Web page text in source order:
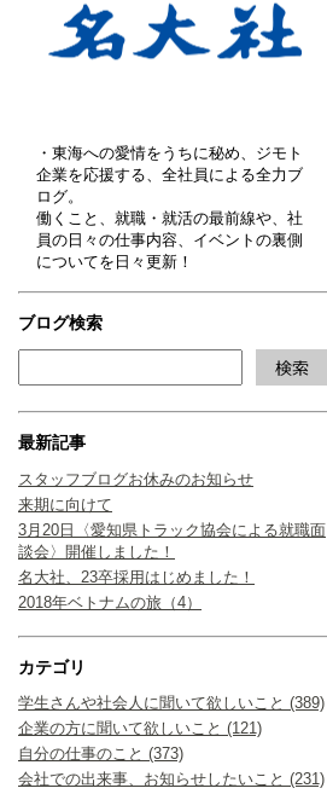
・東海への愛情をうちに秘め、ジモト
企業を応援する、全社員による全力ブ
ログ。
働くこと、就職・就活の最前線や、社
員の日々の仕事内容、イベントの裏側
についてを日々更新！
ブログ検索
最新記事
スタッフブログお休みのお知らせ
来期に向けて
3月20日〈愛知県トラック協会による就職面
談会〉開催しました！
名大社、23卒採用はじめました！
2018年ベトナムの旅（4）
カテゴリ
学生さんや社会人に聞いて欲しいこと (389)
企業の方に聞いて欲しいこと (121)
自分の仕事のこと (373)
会社での出来事、お知らせしたいこと (231)